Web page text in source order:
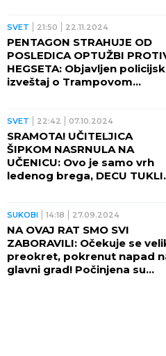
SVET 21:50 22.11.2024
PENTAGON STRAHUJE OD
POSLEDICA OPTUŽBI
HEGSETA: Objavljen
izveštaj o Trampovom
SVET 22:42 07.10.2024
SRAMOTA! UČITELJICA
ŠIPKOM NASRNULA NA
UČENICU: Ovo je samo vrh
ledenog brega, DECU TUKLI
SUKOBI 14:18 27.09.2024
NA OVAJ RAT SMO SVI
ZABORAVILI: Očekuje se
preokret, pokrenut napad
glavni grad! Počinjena su